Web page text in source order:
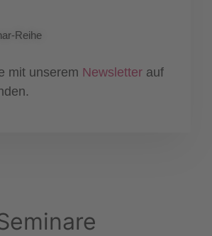
Reihe
mit unserem Newsletter auf